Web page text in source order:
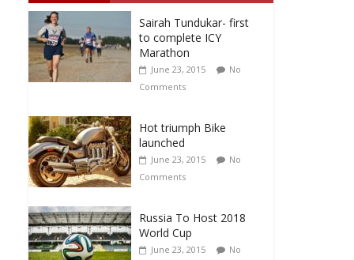
Sairah Tundukar- first
to complete ICY
Marathon
June 23, 2015
No
Comments
Hot triumph Bike
launched
June 23, 2015
No
Comments
Russia To Host 2018
World Cup
June 23, 2015
No